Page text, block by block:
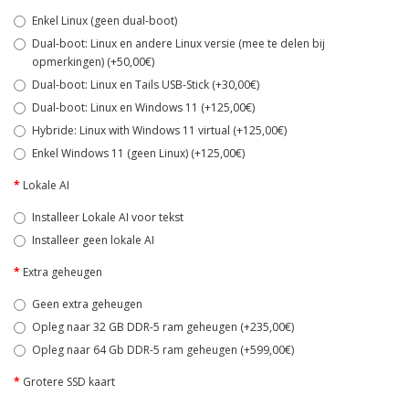
Enkel Linux (geen dual-boot)
Dual-boot: Linux en andere Linux versie (mee te delen bij
opmerkingen) (+50,00€)
Dual-boot: Linux en Tails USB-Stick (+30,00€)
Dual-boot: Linux en Windows 11 (+125,00€)
Hybride: Linux with Windows 11 virtual (+125,00€)
Enkel Windows 11 (geen Linux) (+125,00€)
Lokale AI
Installeer Lokale AI voor tekst
Installeer geen lokale AI
Extra geheugen
Geen extra geheugen
Opleg naar 32 GB DDR-5 ram geheugen (+235,00€)
Opleg naar 64 Gb DDR-5 ram geheugen (+599,00€)
Grotere SSD kaart